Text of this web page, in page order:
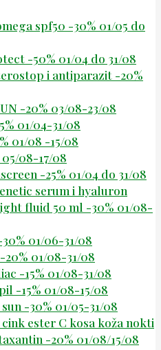
spf50 -30% 01/05 do
-50% 01/04 do 31/08
i antiparazit -20%
-20% 03/08-23/08
01/04-31/08
01/08 -15/08
08-17/08
-25% 01/04 do 31/08
serum i hyaluron
fluid 50 ml -30% 01/08-
01/06-31/08
20% 01/08-31/08
-15% 01/08-31/08
-15% 01/08-15/08
-30% 01/05-31/08
ester C kosa koža nokti
-20% 01/08/15/08